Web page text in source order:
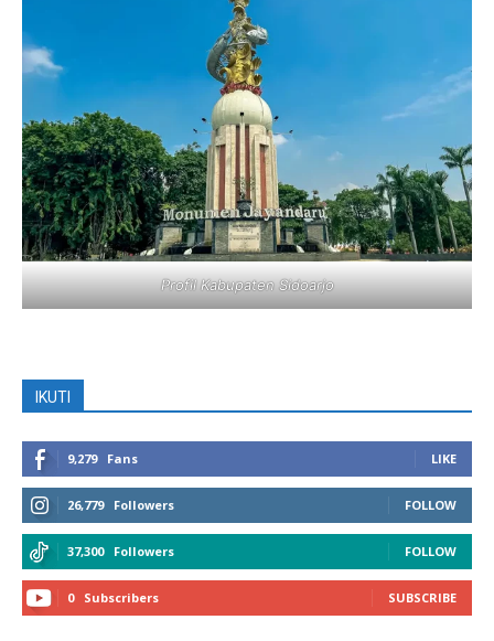
Profil Kabupaten Sidoarjo
IKUTI
9,279 Fans LIKE
26,779 Followers FOLLOW
37,300 Followers FOLLOW
0 Subscribers SUBSCRIBE